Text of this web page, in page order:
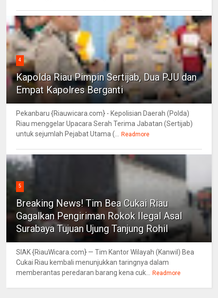
4
Kapolda Riau Pimpin Sertijab, Dua PJU dan
Empat Kapolres Berganti
Pekanbaru {Riauwicara.com} - Kepolisian Daerah (Polda)
Riau menggelar Upacara Serah Terima Jabatan (Sertijab)
untuk sejumlah Pejabat Utama (... Readmore
5
Breaking News! Tim Bea Cukai Riau
Gagalkan Pengiriman Rokok Ilegal Asal
Surabaya Tujuan Ujung Tanjung Rohil
SIAK {RiauWicara.com} — Tim Kantor Wilayah (Kanwil) Bea
Cukai Riau kembali menunjukkan taringnya dalam
memberantas peredaran barang kena cuk... Readmore